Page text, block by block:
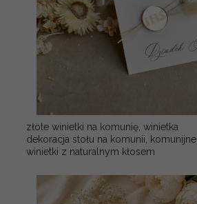
złote winietki na komunię, winietka
dekoracja stołu na komunii, komunijne
winietki z naturalnym kłosem